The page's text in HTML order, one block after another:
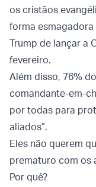
os cristãos
forma
Trump de lançar a
fevereiro.
Além disso, 76%
comandante-em-
por todas para
aliados”.
Eles não querem
prematuro com os
Por quê?